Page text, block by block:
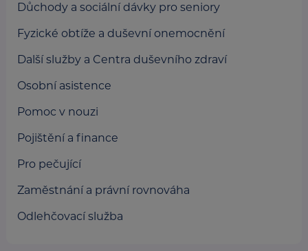
Důchody a sociální dávky pro seniory
Fyzické obtíže a duševní onemocnění
Další služby a Centra duševního zdraví
Osobní asistence
Pomoc v nouzi
Pojištění a finance
Pro pečující
Zaměstnání a právní rovnováha
Odlehčovací služba